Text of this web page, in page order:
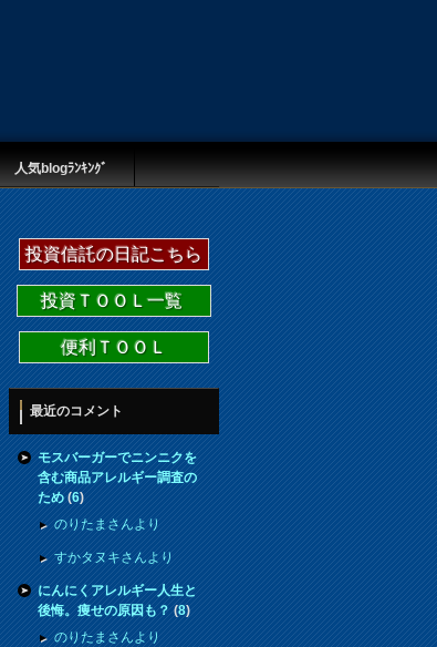
人気blogﾗﾝｷﾝｸﾞ
投資信託の日記こちら
投資ＴＯＯＬ一覧
便利ＴＯＯＬ
最近のコメント
モスバーガーでニンニクを
含む商品アレルギー調査の
ため(6)
のりたまさんより
すかタヌキさんより
にんにくアレルギー人生と
後悔。痩せの原因も？(8)
のりたまさんより